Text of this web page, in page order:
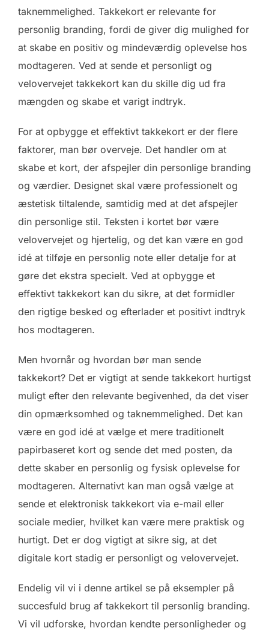
taknemmelighed. Takkekort er relevante for
personlig branding, fordi de giver dig mulighed for
at skabe en positiv og mindeværdig oplevelse hos
modtageren. Ved at sende et personligt og
velovervejet takkekort kan du skille dig ud fra
mængden og skabe et varigt indtryk.
For at opbygge et effektivt takkekort er der flere
faktorer, man bør overveje. Det handler om at
skabe et kort, der afspejler din personlige branding
og værdier. Designet skal være professionelt og
æstetisk tiltalende, samtidig med at det afspejler
din personlige stil. Teksten i kortet bør være
velovervejet og hjertelig, og det kan være en god
idé at tilføje en personlig note eller detalje for at
gøre det ekstra specielt. Ved at opbygge et
effektivt takkekort kan du sikre, at det formidler
den rigtige besked og efterlader et positivt indtryk
hos modtageren.
Men hvornår og hvordan bør man sende
takkekort? Det er vigtigt at sende takkekort hurtigst
muligt efter den relevante begivenhed, da det viser
din opmærksomhed og taknemmelighed. Det kan
være en god idé at vælge et mere traditionelt
papirbaseret kort og sende det med posten, da
dette skaber en personlig og fysisk oplevelse for
modtageren. Alternativt kan man også vælge at
sende et elektronisk takkekort via e-mail eller
sociale medier, hvilket kan være mere praktisk og
hurtigt. Det er dog vigtigt at sikre sig, at det
digitale kort stadig er personligt og velovervejet.
Endelig vil vi i denne artikel se på eksempler på
succesfuld brug af takkekort til personlig branding.
Vi vil udforske, hvordan kendte personligheder og